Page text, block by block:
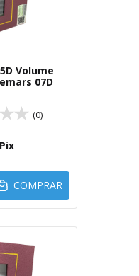
Volume
07D
(0)
Pix
COMPRAR